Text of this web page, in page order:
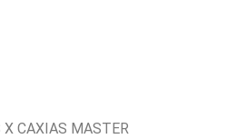
X CAXIAS MASTER